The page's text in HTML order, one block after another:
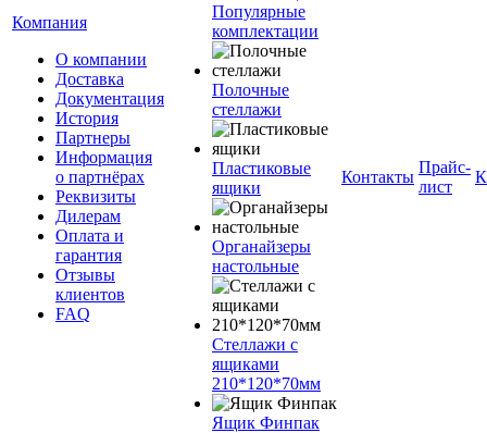
Компания
О компании
Доставка
Документация
История
Партнеры
Информация
о партнёрах
Реквизиты
Дилерам
Оплата и
гарантия
Отзывы
клиентов
FAQ
Популярные
комплектации
Полочные
стеллажи
Пластиковые
ящики
Органайзеры
настольные
Стеллажи с
ящиками
210*120*70мм
Ящик Финпак
Контакты
Прайс-
лист